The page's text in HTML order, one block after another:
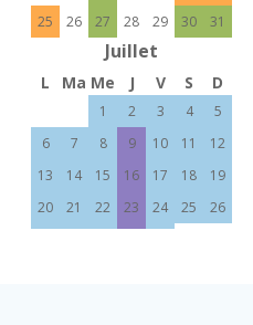
25
26 27 28 29 30 31
Juillet
L Ma Me J V S D
1 2 3 4
5
6
7 8 9 10 11
12
13
14 15 16 17 18
19
20
21 22 23 24 25
26